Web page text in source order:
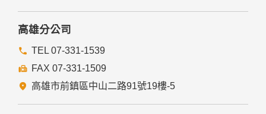
七、隱私權保護政策之修正
款將刊登於網站上。
高雄分公司
TEL 07-331-1539
FAX 07-331-1509
高雄市前鎮區中山二路91號19樓-5